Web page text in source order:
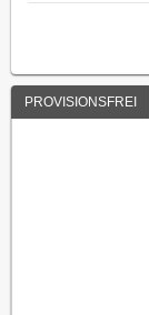
PROVISIONSFREI